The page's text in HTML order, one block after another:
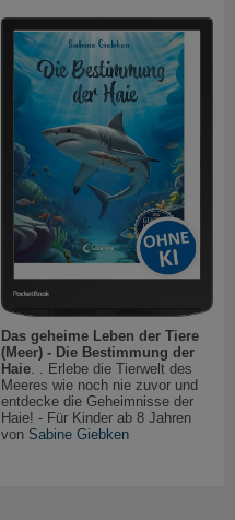
Das geheime Leben der Tiere
(Meer) - Die Bestimmung der
Haie. . Erlebe die Tierwelt des
Meeres wie noch nie zuvor und
entdecke die Geheimnisse der
Haie! - Für Kinder ab 8 Jahren
von Sabine Giebken